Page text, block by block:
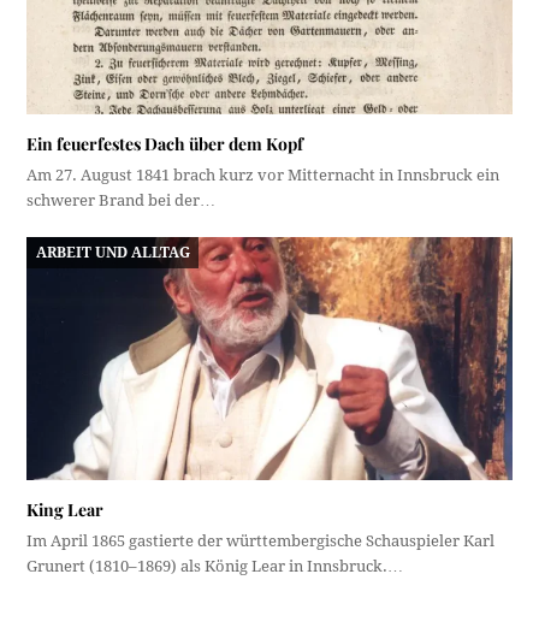
Ein feuerfestes Dach über dem Kopf
Am 27. August 1841 brach kurz vor Mitternacht in Innsbruck ein
schwerer Brand bei der…
ARBEIT UND ALLTAG
King Lear
Im April 1865 gastierte der württembergische Schauspieler Karl
Grunert (1810–1869) als König Lear in Innsbruck.…